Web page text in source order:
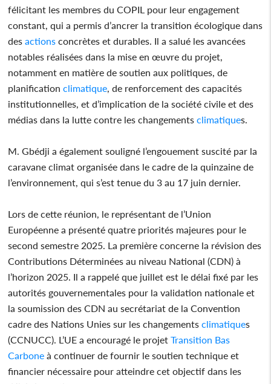
félicitant les membres du COPIL pour leur engagement
constant, qui a permis d’ancrer la transition écologique dans
des actions concrètes et durables. Il a salué les avancées
notables réalisées dans la mise en œuvre du projet,
notamment en matière de soutien aux politiques, de
planification climatique , de renforcement des capacités
institutionnelles, et d’implication de la société civile et des
médias dans la lutte contre les changements climatiques.
M. Gbédji a également souligné l’engouement suscité par la
caravane climat organisée dans le cadre de la quinzaine de
l’environnement, qui s’est tenue du 3 au 17 juin dernier.
Lors de cette réunion, le représentant de l’Union
Européenne a présenté quatre priorités majeures pour le
second semestre 2025. La première concerne la révision des
Contributions Déterminées au niveau National (CDN) à
l’horizon 2025. Il a rappelé que juillet est le délai fixé par les
autorités gouvernementales pour la validation nationale et
la soumission des CDN au secrétariat de la Convention
cadre des Nations Unies sur les changements climatiques
(CCNUCC). L’UE a encouragé le projet Transition Bas
Carbone à continuer de fournir le soutien technique et
financier nécessaire pour atteindre cet objectif dans les